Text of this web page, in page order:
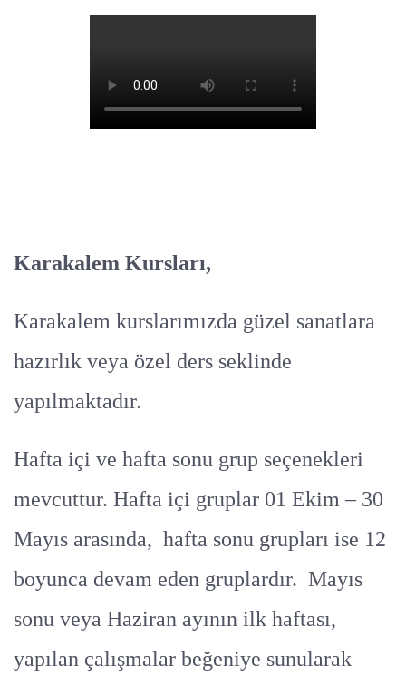
Karakalem Kursları,
Karakalem kurslarımızda güzel sanatlara
hazırlık veya özel ders seklinde
yapılmaktadır.
Hafta içi ve hafta sonu grup seçenekleri
mevcuttur. Hafta içi gruplar 01 Ekim – 30
Mayıs arasında, hafta sonu grupları ise 12
boyunca devam eden gruplardır. Mayıs
sonu veya Haziran ayının ilk haftası,
yapılan çalışmalar beğeniye sunularak